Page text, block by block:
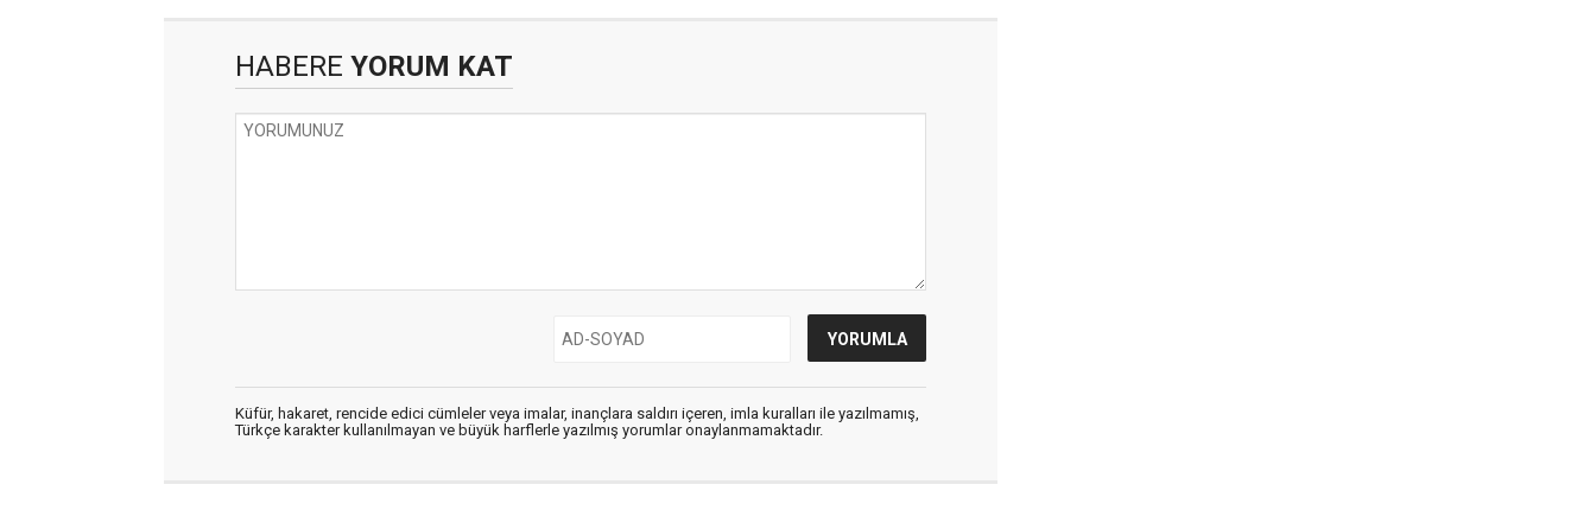
HABERE YORUM KAT
Küfür, hakaret, rencide edici cümleler veya imalar, inançlara saldırı içeren, imla kuralları ile yazılmamış,
Türkçe karakter kullanılmayan ve büyük harflerle yazılmış yorumlar onaylanmamaktadır.